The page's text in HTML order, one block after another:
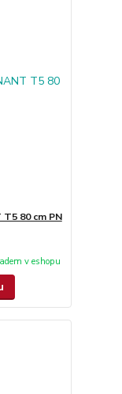
80 cm PN
v eshopu